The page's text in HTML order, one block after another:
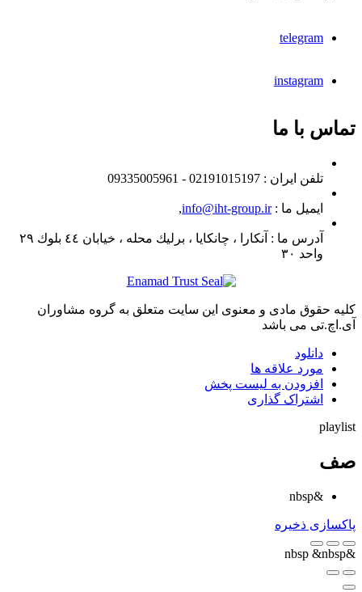
telegram
instagram
تماس با ما
تلفن ايران : 02191015197 - 09335005961
ایمیل ما : info@iht-group.ir
,
آدرس ما :
آنكارا ، چانكايا ، برليك محله ، خيابان ٤٤ بلوك ٢٩
واحد ٣٠
کلیه حقوق مادی و معنوی این سایت متعلق به گروه مشاوران
آی.اچ.تی می باشد
دانلود
مورد علاقه ها
افزودن به لیست پخش
اشتراک گذاری
playlist
صف
&nbsp
پاکسازی ذخیره
&nbsp
&nbsp